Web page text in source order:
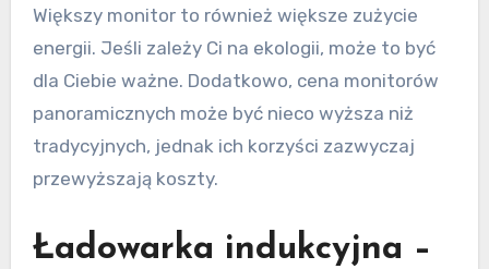
Większy monitor to również większe zużycie
energii. Jeśli zależy Ci na ekologii, może to być
dla Ciebie ważne. Dodatkowo, cena monitorów
panoramicznych może być nieco wyższa niż
tradycyjnych, jednak ich korzyści zazwyczaj
przewyższają koszty.
Ładowarka indukcyjna –